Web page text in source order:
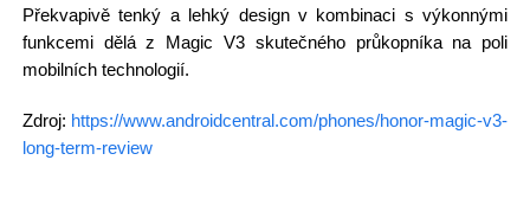
Překvapivě tenký a lehký design v kombinaci s výkonnými
funkcemi dělá z Magic V3 skutečného průkopníka na poli
mobilních technologií.
Zdroj: https://www.androidcentral.com/phones/honor-magic-v3-
long-term-review